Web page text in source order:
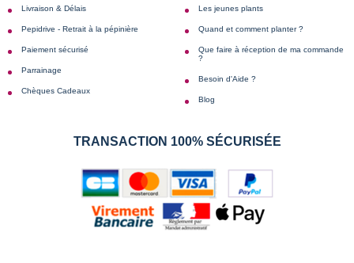
Livraison & Délais
Pepidrive - Retrait à la pépinière
Paiement sécurisé
Parrainage
Chèques Cadeaux
Les jeunes plants
Quand et comment planter ?
Que faire à réception de ma commande
?
Besoin d'Aide ?
Blog
TRANSACTION 100% SÉCURISÉE